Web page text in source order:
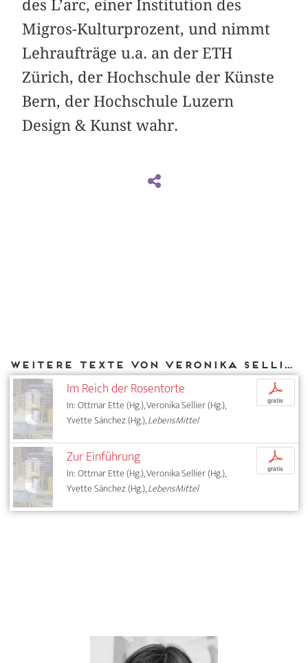
des L’arc, einer Institution des
Migros-Kulturprozent, und nimmt
Lehraufträge u.a. an der ETH
Zürich, der Hochschule der Künste
Bern, der Hochschule Luzern
Design & Kunst wahr.
Weitere Texte von Veronika Sellier bei DIAPHANES
Im Reich der Rosentorte
In: Ottmar Ette (Hg.), Veronika Sellier (Hg.),
Yvette Sánchez (Hg.),LebensMittel
p
gratis
Zur Einführung
In: Ottmar Ette (Hg.), Veronika Sellier (Hg.),
Yvette Sánchez (Hg.),LebensMittel
p
gratis